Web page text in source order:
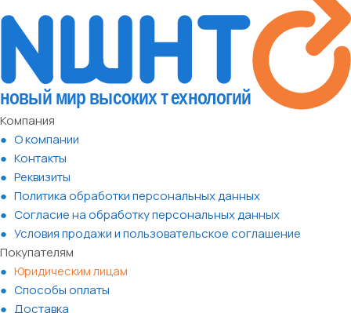
Компания
О компании
Контакты
Реквизиты
Политика обработки персональных данных
Согласие на обработку персональных данных
Условия продажи и пользовательское соглашение
Покупателям
Юридическим лицам
Способы оплаты
Доставка